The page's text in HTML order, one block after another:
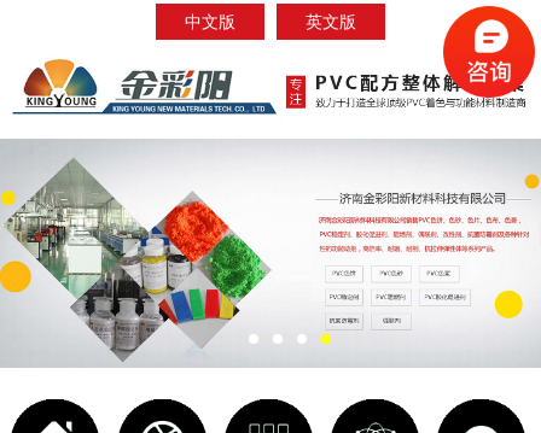
中文版 英文版